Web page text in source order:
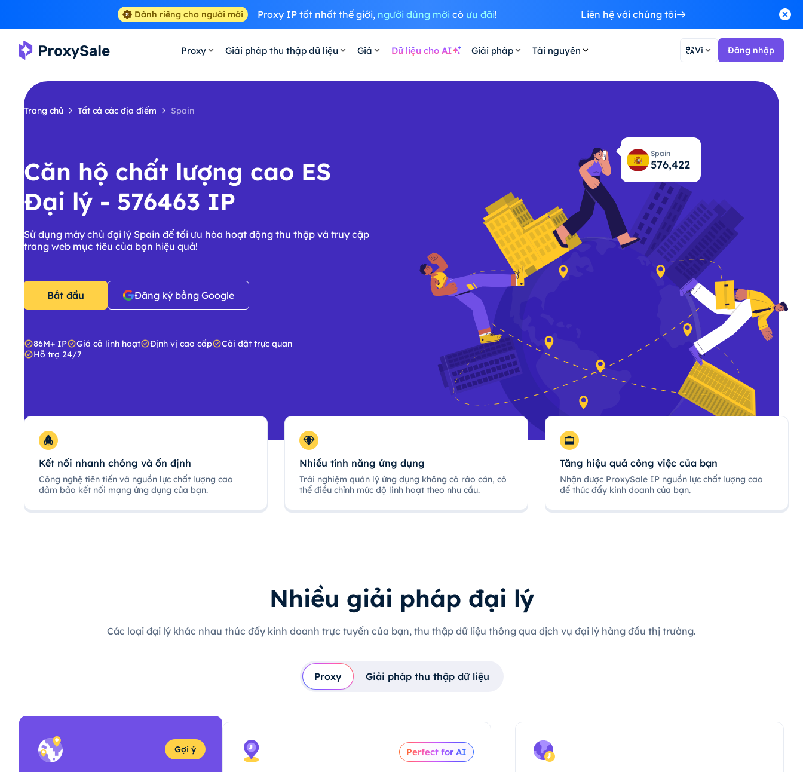
Dành riêng cho người mới Proxy IP tốt nhất thế giới, người dùng mớicó ưu đãi! Liên hệ với chúng tôi
Proxy Giải pháp thu thập dữ liệu Giá Dữ liệu cho AI Giải pháp Tài nguyên Vi Đăng nhập
Trang chủ Tất cả các địa điểm Spain
Căn hộ chất lượng cao ES
Đại lý - 576463 IP
Sử dụng máy chủ đại lý Spain để tối ưu hóa hoạt động thu thập và truy cập
trang web mục tiêu của bạn hiệu quả!
Bắt đầu Đăng ký bằng Google
86M+ IP Giá cả linh hoạt Định vị cao cấp
Cài đặt trực quan
Hỗ trợ 24/7
Spain
576,463
Kết nối nhanh chóng và ổn định
Công nghệ tiên tiến và nguồn lực chất lượng cao
đảm bảo kết nối mạng ứng dụng của bạn.
Nhiều tính năng ứng dụng
Trải nghiệm quản lý ứng dụng không có rào cản, có
thể điều chỉnh mức độ linh hoạt theo nhu cầu.
Tăng hiệu quả công việc của bạn
Nhận được ProxySale IP nguồn lực chất lượng cao
để thúc đẩy kinh doanh của bạn.
Nhiều giải pháp đại lý
Các loại đại lý khác nhau thúc đẩy kinh doanh trực tuyến của bạn, thu thập dữ liệu thông qua dịch vụ đại lý hàng đầu thị trường.
Proxy Giải pháp thu thập dữ liệu
Gợi ý Perfect for AI